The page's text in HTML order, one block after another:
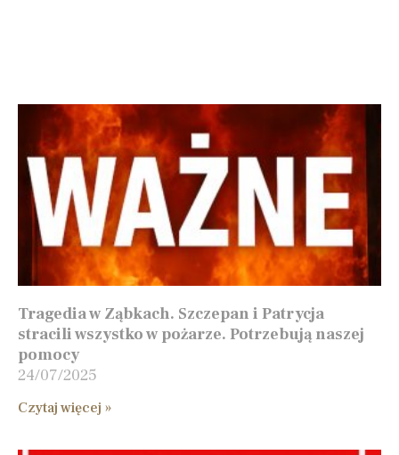
Tragedia w Ząbkach. Szczepan i Patrycja
stracili wszystko w pożarze. Potrzebują naszej
pomocy
24/07/2025
Czytaj więcej »